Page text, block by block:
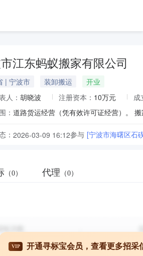
江东蚂蚁搬家有限公司
| 宁波市 装卸搬运
开业
人： 胡晓波 注册资本： 10万元
成
： 道路货运经营（凭有效许可证经营）。
： 2026-03-09 16:12参与 [宁波市海曙区石
（0） 代理 （0）
VIP 开通寻标宝会员，查看更多招采